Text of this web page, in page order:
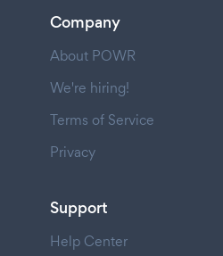
Company
About POWR
We're hiring!
Terms of Service
Privacy
Support
Help Center